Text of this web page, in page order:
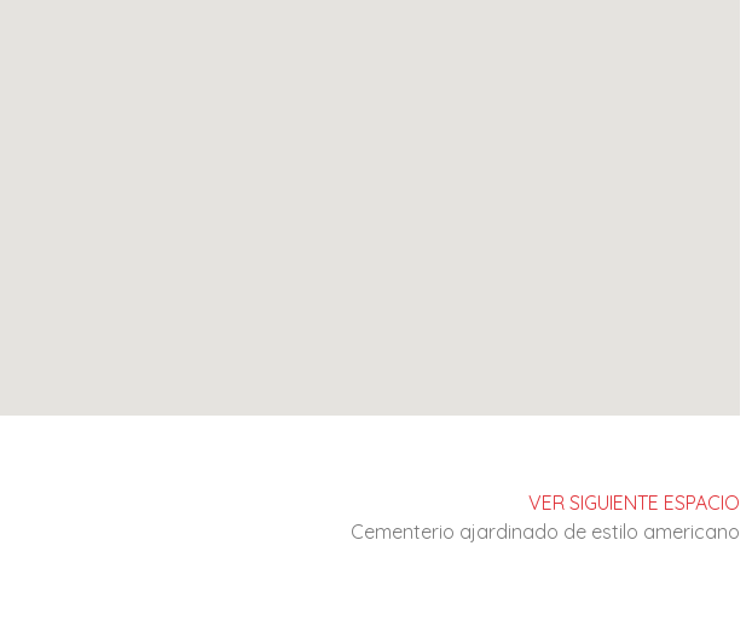
VER SIGUIENTE ESPACIO
Cementerio ajardinado de estilo americano